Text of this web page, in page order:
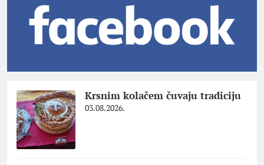
Krsnim kolačem čuvaju tradiciju
03.08.2026.